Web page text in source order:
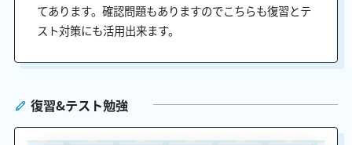
てあります。確認問題もありますのでこちらも復習とテ
スト対策にも活用出来ます。
復習&テスト勉強